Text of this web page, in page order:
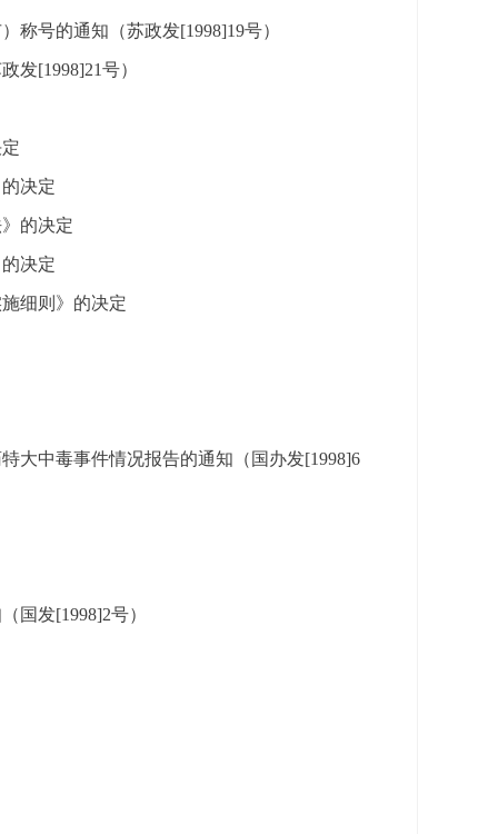
称号的通知（苏政发[1998]19号）
发[1998]21号）
决定
的决定
决定
细则》的决定
大中毒事件情况报告的通知（国办发[1998]6
国发[1998]2号）